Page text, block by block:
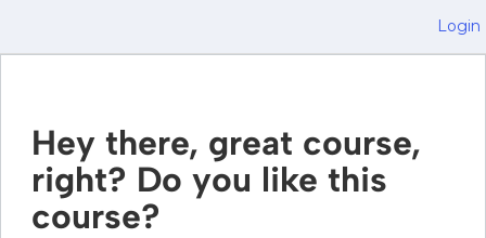
Login
Hey there, great course,
right? Do you like this
course?